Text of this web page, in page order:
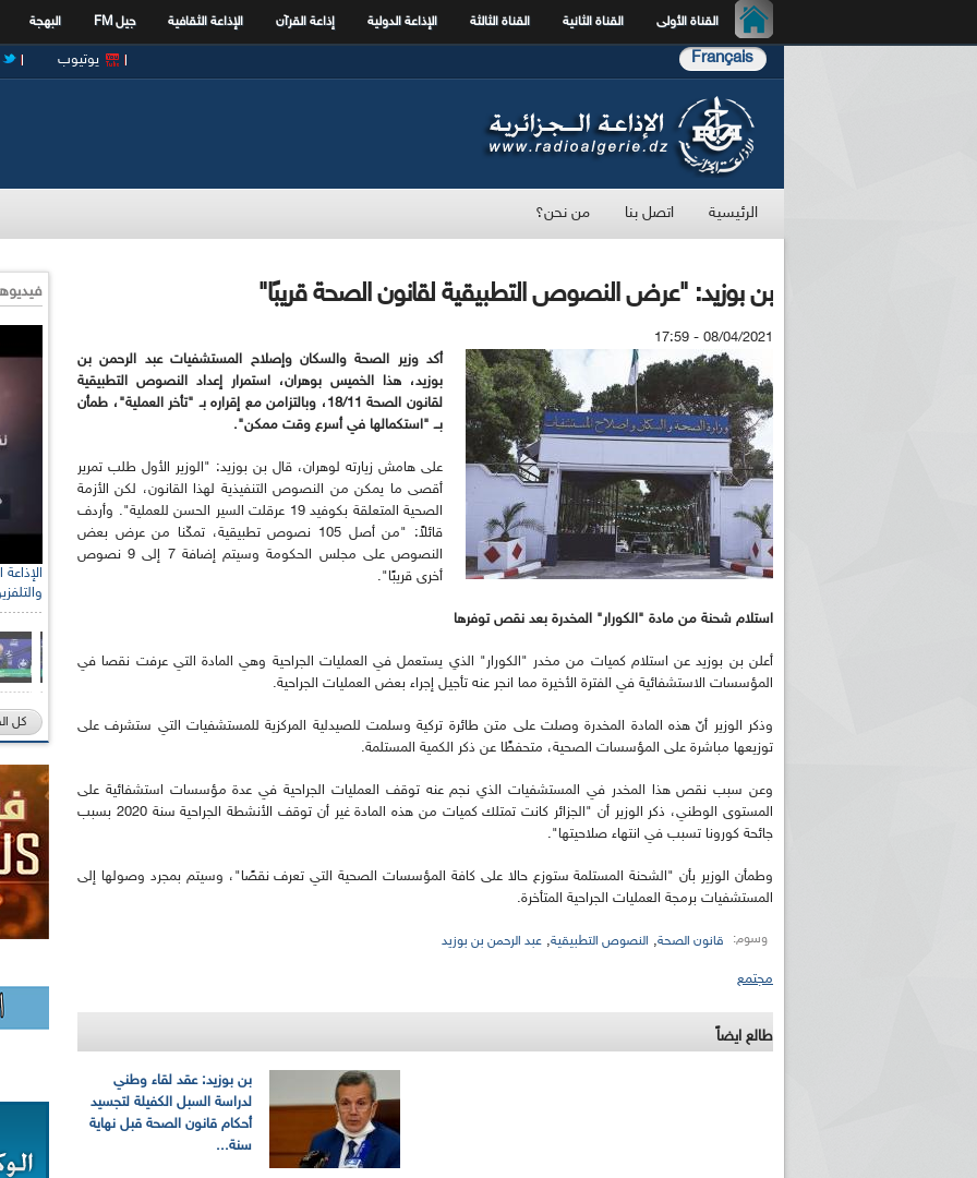
القناة الأولى القناة الثانية القناة الثالثة الإذاعة الدولية إذاعة القرآن الإذاعة الثقافية جيل FM البهجة
Français يوتيوب
الرئيسية اتصل بنا من نحن؟
بن بوزيد: "عرض النصوص التطبيقية لقانون الصحة قريبًا"
08/04/2021 - 17:59
أكد وزير الصحة والسكان وإصلاح المستشفيات عبد الرحمن بن
بوزيد، هذا الخميس بوهران، استمرار إعداد النصوص التطبيقية
لقانون الصحة 18/11، وبالتزامن مع إقراره بـ "تأخر العملية"، طمأن
بــ "استكمالها في أسرع وقت ممكن".
على هامش زيارته لوهران، قال بن بوزيد: "الوزير الأول طلب تمرير
أقصى ما يمكن من النصوص التنفيذية لهذا القانون، لكن الأزمة
الصحية المتعلقة بكوفيد 19 عرقلت السير الحسن للعملية". وأردف
قائلاً: "من أصل 105 نصوص تطبيقية، تمكّنا من عرض بعض
النصوص على مجلس الحكومة وسيتم إضافة 7 إلى 9 نصوص
أخرى قريبًا".
استلام شحنة من مادة "الكورار" المخدرة بعد نقص توفرها
أعلن بن بوزيد عن استلام كميات من مخدر "الكورار" الذي يستعمل في العمليات الجراحية وهي المادة التي عرفت نقصا في
المؤسسات الاستشفائية في الفترة الأخيرة مما انجر عنه تأجيل إجراء بعض العمليات الجراحية.
وذكر الوزير أنّ هذه المادة المخدرة وصلت على متن طائرة تركية وسلمت للصيدلية المركزية للمستشفيات التي ستشرف على
توزيعها مباشرة على المؤسسات الصحية، متحفظًا عن ذكر الكمية المستلمة.
وعن سبب نقص هذا المخدر في المستشفيات الذي نجم عنه توقف العمليات الجراحية في عدة مؤسسات استشفائية على
المستوى الوطني، ذكر الوزير أن "الجزائر كانت تمتلك كميات من هذه المادة غير أن توقف الأنشطة الجراحية سنة 2020 بسبب
جائحة كورونا تسبب في انتهاء صلاحيتها".
وطمأن الوزير بأن "الشحنة المستلمة ستوزع حالا على كافة المؤسسات الصحية التي تعرف نقصًا"، وسيتم بمجرد وصولها إلى
المستشفيات برمجة العمليات الجراحية المتأخرة.
وسوم: قانون الصحة, النصوص التطبيقية, عبد الرحمن بن بوزيد
مجتمع
طالع ايضاً
بن بوزيد: عقد لقاء وطني
لدراسة السبل الكفيلة لتجسيد
أحكام قانون الصحة قبل نهاية
سنة...
كل